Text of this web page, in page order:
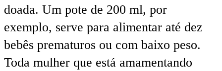
doada. Um pote de 200 ml, por
exemplo, serve para alimentar até dez
bebês prematuros ou com baixo peso.
Toda mulher que está amamentando